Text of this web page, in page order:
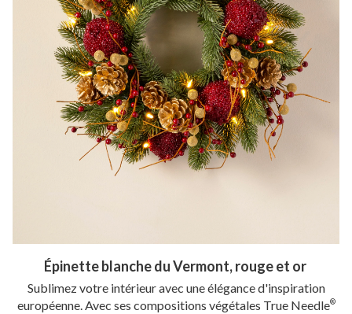
Épinette blanche du Vermont, rouge et or
Sublimez votre intérieur avec une élégance d'inspiration
européenne. Avec ses compositions végétales True Needle®